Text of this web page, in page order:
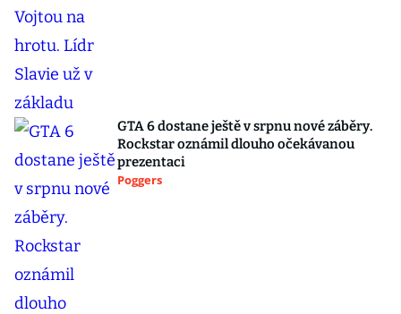
GTA 6 dostane ještě v srpnu nové záběry.
Rockstar oznámil dlouho očekávanou
prezentaci
Poggers